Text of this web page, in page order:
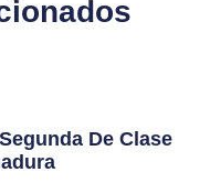
De Clase